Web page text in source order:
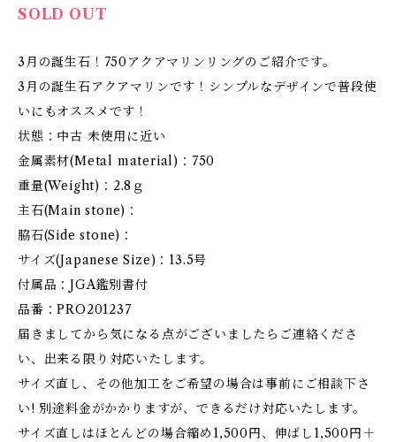
SOLD OUT
3月の誕生石！750アクアマリンリングのご紹介です。
3月の誕生石アクアマリンです！シンプルなデザインで普段使
いにもオススメです！
状態：中古 未使用に近い
金属素材(Metal material)：750
重量(Weight)：2.8ｇ
主石(Main stone)：
脇石(Side stone)：
サイズ(Japanese Size)：13.5号
付属品：JGA鑑別書付
品番：PRO201237
届きましてから気になる点がございましたらご連絡くださ
い、出来る限り対応いたします。
サイズ直し、その他加工をご希望の場合は事前にご相談下さ
い! 別途料金がかかりますが、できるだけ対応いたします。
サイズ直しはほとんどの場合縮め1,500円、伸ばし1,500円＋